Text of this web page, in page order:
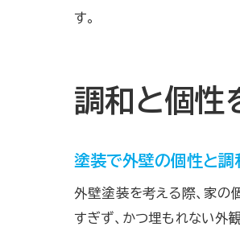
す。
調和と個性
塗装で外壁の個性と
外壁塗装を考える際、家の
すぎず、かつ埋もれない外